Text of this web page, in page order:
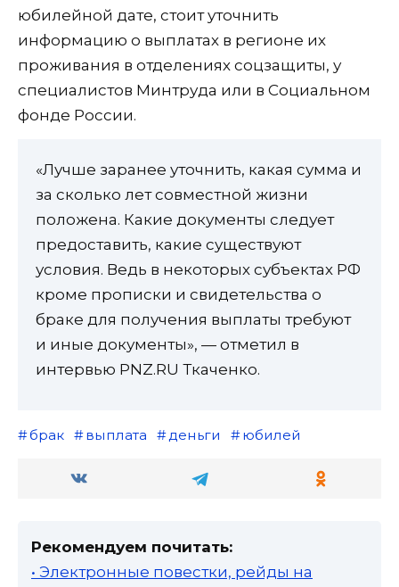
юбилейной дате, стоит уточнить
информацию о выплатах в регионе их
проживания в отделениях соцзащиты, у
специалистов Минтруда или в Социальном
фонде России.
«Лучше заранее уточнить, какая сумма и
за сколько лет совместной жизни
положена. Какие документы следует
предоставить, какие существуют
условия. Ведь в некоторых субъектах РФ
кроме прописки и свидетельства о
браке для получения выплаты требуют
и иные документы», — отметил в
интервью PNZ.RU Ткаченко.
брак выплата деньги юбилей
Рекомендуем почитать:
• Электронные повестки, рейды на